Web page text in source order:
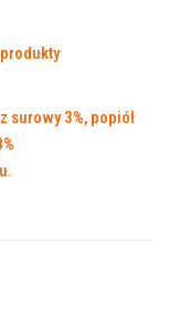
surowy 3%, popiół